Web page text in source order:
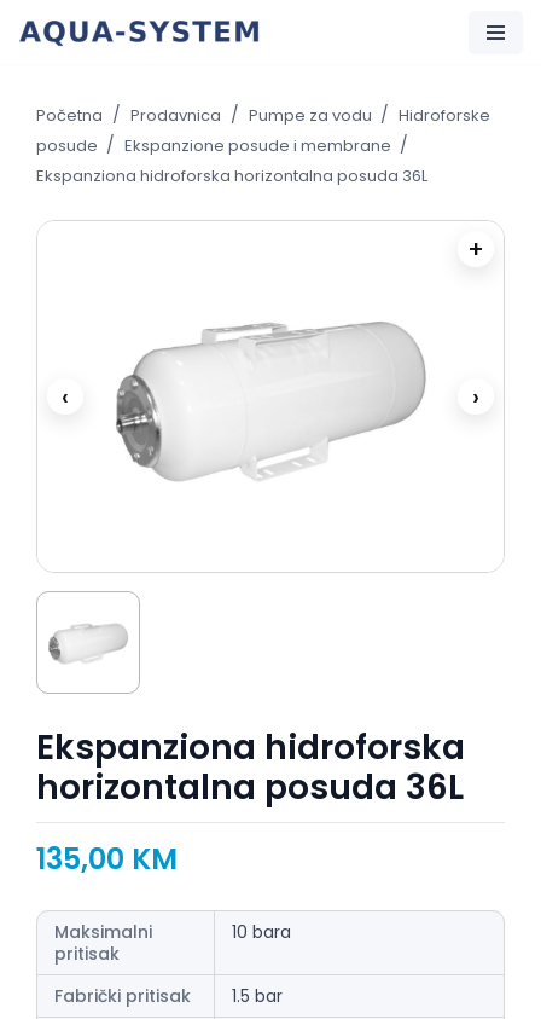
content
Početna / Prodavnica / Pumpe za vodu / Hidroforske
posude / Ekspanzione posude i membrane /
Ekspanziona hidroforska horizontalna posuda 36L
‹
+
›
Ekspanziona hidroforska
horizontalna posuda 36L
135,00 KM
Maksimalni
pritisak
10 bara
Fabrički pritisak
1.5 bar